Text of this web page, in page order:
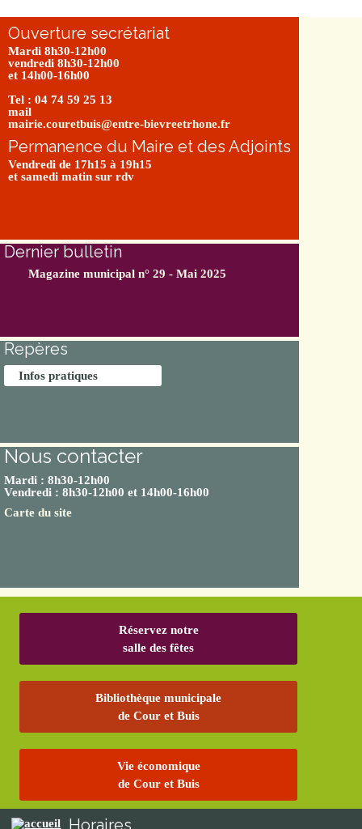
Ouverture secrétariat
Mardi 8h30-12h00
vendredi 8h30-12h00
et 14h00-16h00
Tel : 04 74 59 25 13
mail
mairie.couretbuis@entre-bievreetrhone.fr
Permanence du Maire et des Adjoints
Vendredi de 17h15 à 19h15
et samedi matin sur rdv
Dernier bulletin
Magazine municipal n° 29 - Mai 2025
Repères
Infos pratiques
Nous contacter
Mardi : 8h30-12h00
Vendredi : 8h30-12h00 et 14h00-16h00
Carte du site
Réservez notre
salle des fêtes
Bibliothèque municipale
de Cour et Buis
Vie économique
de Cour et Buis